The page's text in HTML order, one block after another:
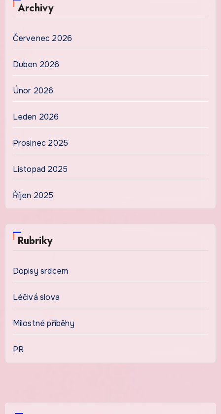
Archivy
Červenec 2026
Duben 2026
Únor 2026
Leden 2026
Prosinec 2025
Listopad 2025
Říjen 2025
Rubriky
Dopisy srdcem
Léčivá slova
Milostné příběhy
PR